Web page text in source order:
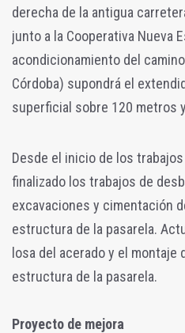
derecha de la antigua
junto a la Cooperativa Nueva
acondicionamiento del
Córdoba) supondrá el
superficial sobre 120 metros
Desde el inicio de los
finalizado los trabajos de
excavaciones y cimentación
estructura de la pasarela.
losa del acerado y el montaje
estructura de la pasarela.
Proyecto de mejora